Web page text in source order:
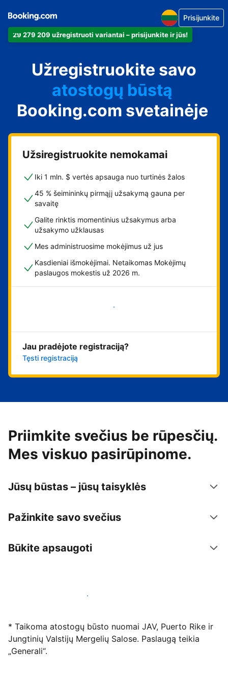
29 279 209 užregistruoti variantai – prisijunkite ir jūs!
Prisijunkite
Užregistruokite savo
apartamentus
viešbutį
atostogų būstą
svečių namus
nakvynės su pusryčiais
namus
Booking.com svetainėje
Užsiregistruokite nemokamai
Iki 1 mln. $ vertės apsauga nuo turtinės žalos
45 % šeimininkų pirmąjį užsakymą gauna per
savaitę
Galite rinktis momentinius užsakymus arba
užsakymo užklausas
Mes administruosime mokėjimus už jus
Kasdieniai išmokėjimai. Netaikomas Mokėjimų
paslaugos mokestis už 2026 m.
Pradėti
Jau pradėjote registraciją?
Tęsti registraciją
Priimkite svečius be rūpesčių.
Mes viskuo pasirūpinome.
Jūsų būstas – jūsų taisyklės
Pažinkite savo svečius
Būkite apsaugoti
Registruotis mūsų platformoje dabar
* Taikoma atostogų būsto nuomai JAV, Puerto Rike ir
Jungtinių Valstijų Mergelių Salose. Paslaugą teikia
„Generali“.